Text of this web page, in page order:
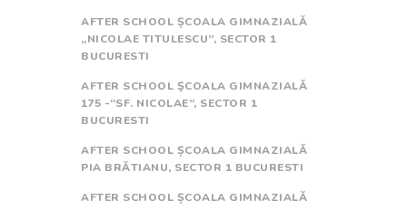
AFTER SCHOOL ȘCOALA GIMNAZIALĂ
„NICOLAE TITULESCU”, SECTOR 1
BUCURESTI
AFTER SCHOOL ŞCOALA GIMNAZIALĂ
175 -“SF. NICOLAE”, SECTOR 1
BUCURESTI
AFTER SCHOOL ȘCOALA GIMNAZIALĂ
PIA BRĂTIANU, SECTOR 1 BUCURESTI
AFTER SCHOOL ȘCOALA GIMNAZIALĂ